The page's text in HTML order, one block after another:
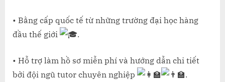
• Bằng cấp quốc tế từ những trường đại học hàng
đầu thế giới
.
• Hỗ trợ làm hồ sơ miễn phí và hướng dẫn chi tiết
bởi đội ngũ tutor chuyên nghiệp
.